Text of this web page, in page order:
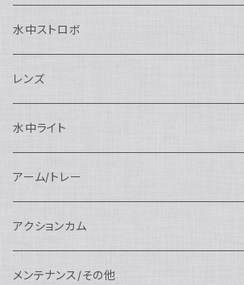
SEA&SEA
Nauticam
SEA&SEA
Sony用
Nautciam
SEA&SEA
OM SYSTEM用
Nauticam
AOI
Panasonic用
Nauticam
FUJIFILM用
Nauticam
Nauticam
Nikon用
SEA&SEA
N120ドームポート
N120マクロポート
SEA&SEA
ドームポート
マクロポート
AOI
ドームポート
フラットポート
FIX
アクセサリー
Athena
ドームポート
AOI
OM SYSTEM用
Nauticam
SEA&SEA
水中ストロボ
SEA&SEA
アクセサリー
AOI
アクセサリー
アクセサリー
weefine
アクセサリー
レンズ
マクロコンバージョンレンズ
Nauticam
AOI
ワイドコンバージョンレンズ
Nauticam
AOI
ワイドアングルコンバージョンポート
Nauticam
レンズオプション
水中ライト
大光量 3000ルーメン以上
リングライト
FIX
アーム/トレー
アーム
SEA&SEA
フロートアーム
アクションカム
レンズ
メンテナンス/その他